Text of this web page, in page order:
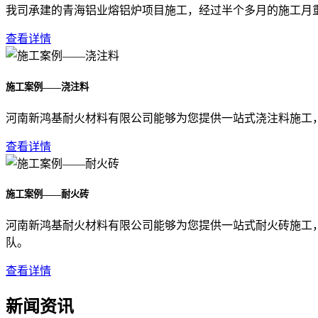
我司承建的青海铝业熔铝炉项目施工，经过半个多月的施工
查看详情
施工案例——浇注料
河南新鸿基耐火材料有限公司能够为您提供一站式浇注料施
查看详情
施工案例——耐火砖
河南新鸿基耐火材料有限公司能够为您提供一站式耐火砖施
队。
查看详情
新闻资讯